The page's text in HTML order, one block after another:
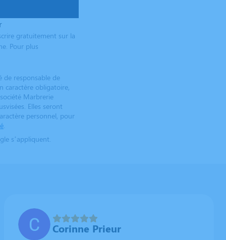
gratuitement sur la
Pour plus
de responsable de
caractère obligatoire,
Marbrerie
Elles seront
personnel, pour
.
s’appliquent.
Corinne Prieur